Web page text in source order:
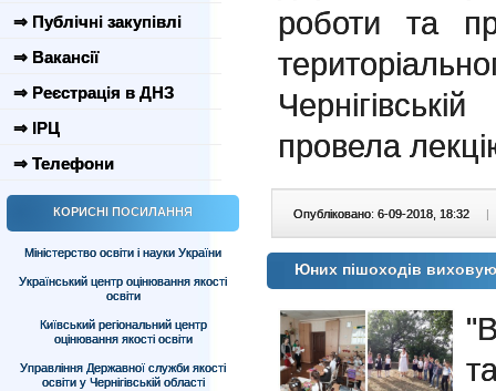
⇒ Публічні закупівлі
⇒ Вакансії
⇒ Реєстрація в ДНЗ
⇒ ІРЦ
⇒ Телефони
КОРИСНІ ПОСИЛАННЯ
Міністерство освіти і науки України
Український центр оцінювання якості
освіти
Київський регіональний центр
оцінювання якості освіти
Управління Державної служби якості
освіти у Чернігівській області
роботи та
провела
Опубліковано: 6-09-2018, 18:32 |
Юних пішоходів